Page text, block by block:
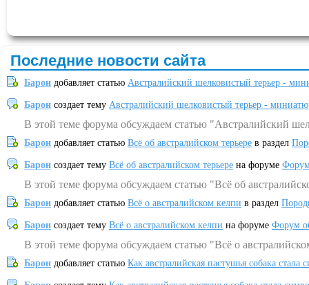
Последние новости сайта
Барон добавляет статью Австралийский шелковистый терьер -
Барон создает тему Австралийский шелковистый терьер -
В этой теме форума обсуждаем статью "Австралийский
Барон добавляет статью Всё об австралийском терьере в раздел
Барон создает тему Всё об австралийском терьере на форуме
В этой теме форума обсуждаем статью "Всё об
Барон добавляет статью Всё о австралийском келпи в раздел
Барон создает тему Всё о австралийском келпи на форуме Форум
В этой теме форума обсуждаем статью "Всё о
Барон добавляет статью Как австралийская пастушья собака